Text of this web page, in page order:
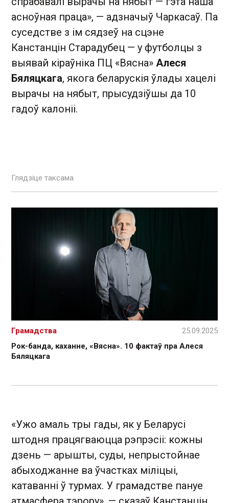
асноўная праца», — адзначыў Чаркасаў. Па
суседстве з ім сядзеў на сцэне
Канстанцін Старадубец — у футболцы з
выявай кіраўніка ПЦ «Вясна» Алеся
Бяляцкага, якога беларускія ўлады хацелі
вырачы на нябыт, прысудзіўшы да 10
гадоў калоніі.
Глядзіце таксама
Рок-банда, каханне, «Вясна». 10 фактаў пра Алеся
Бяляцкага
Грамадства 25.09.2025
«Ужо амаль тры гады, як у Беларусі
штодня працягваюцца рэпрэсіі: кожны
дзень — арышты, суды, непрыстойнае
абыходжанне ва ўчастках міліцыі,
катаванні ў турмах. У грамадстве пануе